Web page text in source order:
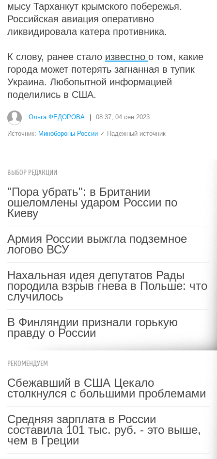
мысу Тарханкут крымского побережья.
Российская авиация оперативно
ликвидировала катера противника.
К слову, ранее стало известно о том, какие
города может потерять загнанная в тупик
Украина. Любопытной информацией
поделились в США.
Ольга ФЕДОРОВА 08:37, 04 сен 2023
Источник: Минобороны России ✓ Надежный источник
ВЫБОР РЕДАКЦИИ
"Пора убрать": в Британии
ошеломлены ударом России по
Киеву
Армия России выжгла подземное
логово ВСУ
Нахальная идея депутатов Рады
породила взрыв гнева в Польше: что
случилось
В Финляндии признали горькую
правду о России
РЕКОМЕНДУЕМ
Сбежавший в США Цекало
столкнулся с большими проблемами
Средняя зарплата в России
составила 101 тыс. руб. - это выше,
чем в Греции